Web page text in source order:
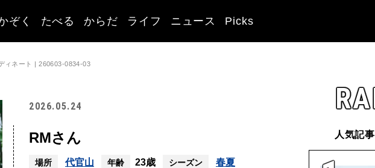
ぞく たべる からだ ライフ ニュース Picks
ィネート | 260603-0834-03
2026.05.24
RMさん
場所 代官山 年齢 23歳 シーズン 春夏
人気記事